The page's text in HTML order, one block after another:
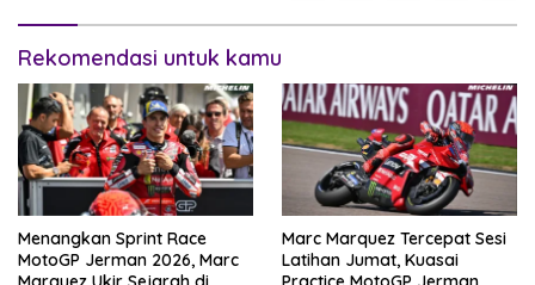
Rekomendasi untuk kamu
Menangkan Sprint Race
MotoGP Jerman 2026, Marc
Marc Marquez Tercepat Sesi
Latihan Jumat, Kuasai